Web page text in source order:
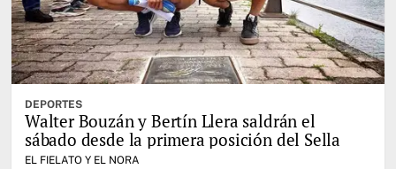
DEPORTES
Walter Bouzán y Bertín Llera saldrán el
sábado desde la primera posición del Sella
EL FIELATO Y EL NORA